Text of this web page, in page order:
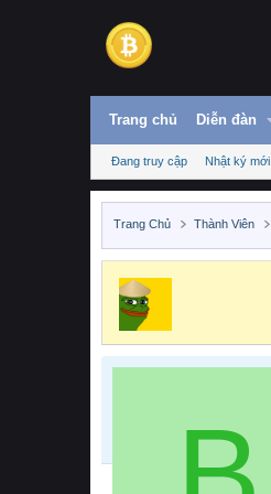
Trang chủ Diễn đàn
Đang truy cập Nhật ký mới
Trang Chủ Thành Viên